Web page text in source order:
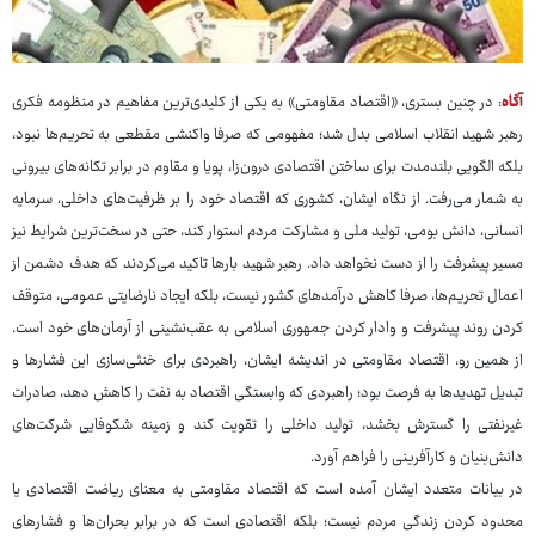
آگاه: در چنین بستری، «اقتصاد مقاومتی» به یکی از کلیدی‌ترین مفاهیم در منظومه فکری
رهبر شهید انقلاب اسلامی بدل شد؛ مفهومی که صرفا واکنشی مقطعی به تحریم‌ها نبود،
بلکه الگویی بلندمدت برای ساختن اقتصادی درون‌زا، پویا و مقاوم در برابر تکانه‌های بیرونی
به شمار می‌رفت. از نگاه ایشان، کشوری که اقتصاد خود را بر ظرفیت‌های داخلی، سرمایه
انسانی، دانش بومی، تولید ملی و مشارکت مردم استوار کند، حتی در سخت‌ترین شرایط نیز
مسیر پیشرفت را از دست نخواهد داد. رهبر شهید بارها تاکید می‌کردند که هدف دشمن از
اعمال تحریم‌ها، صرفا کاهش درآمدهای کشور نیست، بلکه ایجاد نارضایتی عمومی، متوقف
کردن روند پیشرفت و وادار کردن جمهوری اسلامی به عقب‌نشینی از آرمان‌های خود است.
از همین رو، اقتصاد مقاومتی در اندیشه ایشان، راهبردی برای خنثی‌سازی این فشارها و
تبدیل تهدیدها به فرصت بود؛ راهبردی که وابستگی اقتصاد به نفت را کاهش دهد، صادرات
غیرنفتی را گسترش بخشد، تولید داخلی را تقویت کند و زمینه شکوفایی شرکت‌های
دانش‌بنیان و کارآفرینی را فراهم آورد.
در بیانات متعدد ایشان آمده است که اقتصاد مقاومتی به معنای ریاضت اقتصادی یا
محدود کردن زندگی مردم نیست؛ بلکه اقتصادی است که در برابر بحران‌ها و فشارهای